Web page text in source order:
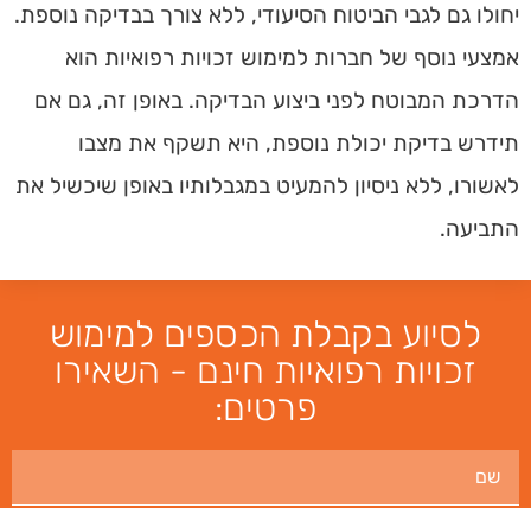
יחולו גם לגבי הביטוח הסיעודי, ללא צורך בבדיקה נוספת.
אמצעי נוסף של חברות למימוש זכויות רפואיות הוא
הדרכת המבוטח לפני ביצוע הבדיקה. באופן זה, גם אם
תידרש בדיקת יכולת נוספת, היא תשקף את מצבו
לאשורו, ללא ניסיון להמעיט במגבלותיו באופן שיכשיל את
התביעה.
לסיוע בקבלת הכספים למימוש
זכויות רפואיות חינם - השאירו
פרטים: